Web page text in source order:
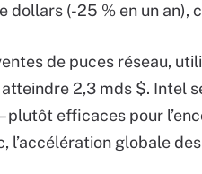
dollars (-25 % en un an),
de puces réseau,
atteindre 2,3 mds $. Intel
plutôt efficaces pour
l’accélération globale